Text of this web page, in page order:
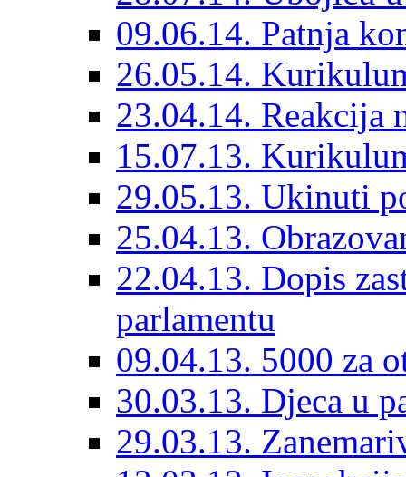
09.06.14. Patnja
26.05.14.
23.04.14. Reakcija
15.07.13.
29.05.13. Ukinuti
25.04.13.
22.04.13. Dopis
parlamentu
09.04.13. 5000 za
30.03.13. Djeca u
29.03.13.